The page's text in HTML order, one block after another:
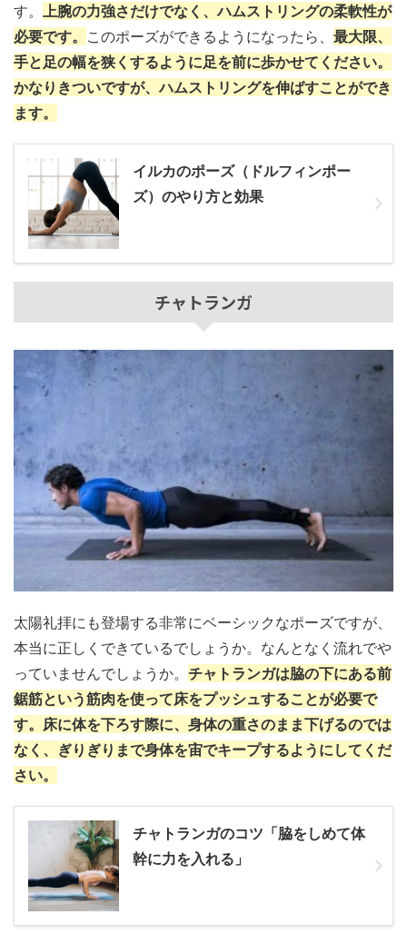
す。
上腕の力強さだけでなく、ハムストリングの柔軟性が
必要です。 このポーズができるようになったら、 最大限、
手と足の幅を狭くするように足を前に歩かせてください。
かなりきついですが、ハムストリングを伸ばすことができ
ます。
イルカのポーズ（ドルフィンポー
ズ）のやり方と効果
チャトランガ
太陽礼拝にも登場する非常にベーシックなポーズですが、
本当に正しくできているでしょうか。なんとなく流れでや
っていませんでしょうか。 チャトランガは脇の下にある前
鋸筋という筋肉を使って床をプッシュすることが必要で
す。床に体を下ろす際に、身体の重さのまま下げるのでは
なく、ぎりぎりまで身体を宙でキープするようにしてくだ
さい。
チャトランガのコツ「脇をしめて体
幹に力を入れる」